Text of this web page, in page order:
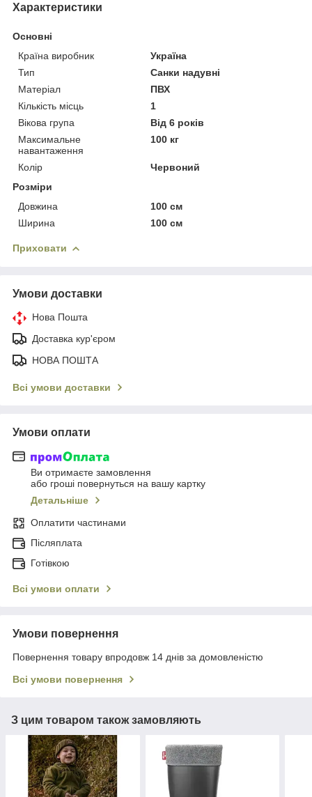
Характеристики
Основні
Країна виробник
Україна
Тип
Санки надувні
Матеріал
ПВХ
Кількість місць
1
Вікова група
Від 6 років
Максимальне
навантаження
100 кг
Колір
Червоний
Розміри
Довжина
100 см
Ширина
100 см
Приховати
Умови доставки
Нова Пошта
Доставка кур'єром
НОВА ПОШТА
Всі умови доставки
Умови оплати
Ви отримаєте замовлення
або гроші повернуться на вашу картку
Детальніше
Оплатити частинами
Післяплата
Готівкою
Всі умови оплати
Умови повернення
Повернення товару впродовж 14 днів за домовленістю
Всі умови повернення
З цим товаром також замовляють